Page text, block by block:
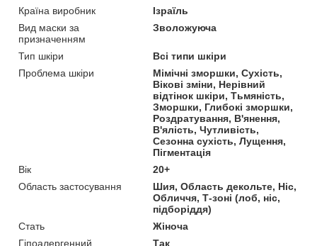
Країна виробник
Ізраїль
Вид маски за
призначенням
Зволожуюча
Тип шкіри
Всі типи шкіри
Проблема шкіри
Мімічні зморшки, Сухість,
Вікові зміни, Нерівний
відтінок шкіри, Тьмяність,
Зморшки, Глибокі зморшки,
Роздратування, В'янення,
В'ялість, Чутливість,
Сезонна сухість, Лущення,
Пігментація
Вік
20+
Область застосування
Шия, Область декольте, Ніс,
Обличчя, Т-зоні (лоб, ніс,
підборіддя)
Стать
Жіноча
Гіпоалергенний
Так